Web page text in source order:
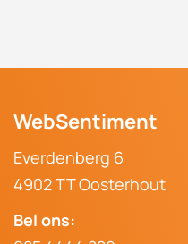
WebSentiment
Everdenberg 6
4902 TT Oosterhout
Bel ons: